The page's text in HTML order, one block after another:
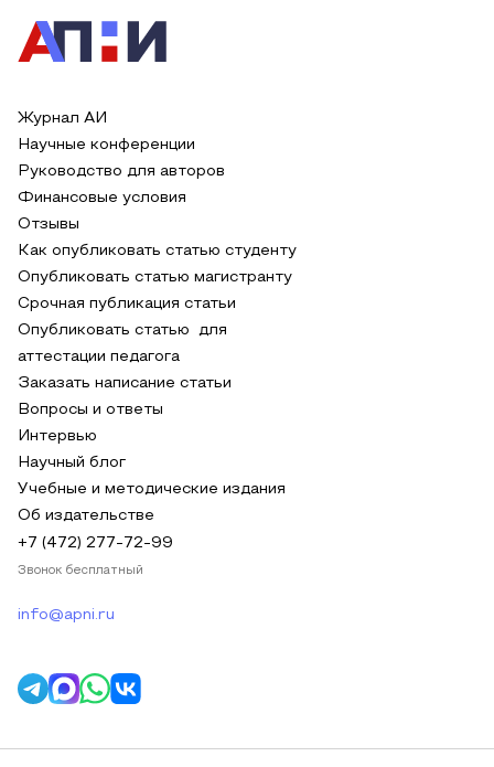
Журнал АИ
Научные конференции
Руководство для авторов
Финансовые условия
Отзывы
Как опубликовать статью студенту
Опубликовать статью магистранту
Срочная публикация статьи
Опубликовать статью для
аттестации педагога
Заказать написание статьи
Вопросы и ответы
Интервью
Научный блог
Учебные и методические издания
Об издательстве
+7 (472) 277-72-99
Звонок бесплатный
info@apni.ru